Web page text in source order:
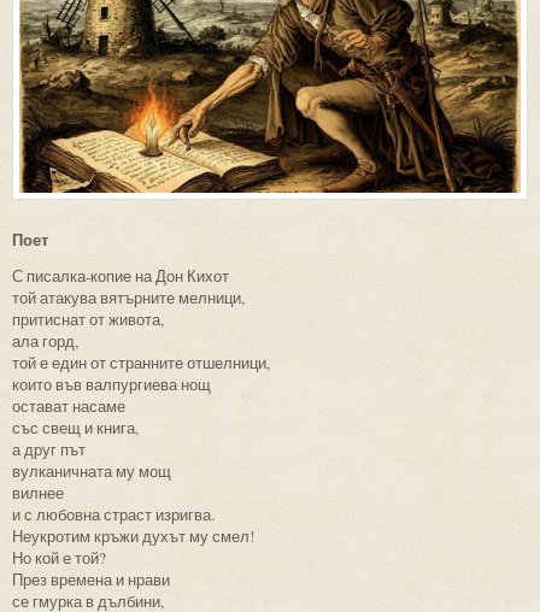
Поет
С писалка-копие на Дон Кихот
той атакува вятърните мелници,
притиснат от живота,
ала горд,
той е един от странните отшелници,
които във валпургиева нощ
остават насаме
със свещ и книга,
а друг път
вулканичната му мощ
вилнее
и с любовна страст изригва.
Неукротим кръжи духът му смел!
Но кой е той?
През времена и нрави
се гмурка в дълбини,